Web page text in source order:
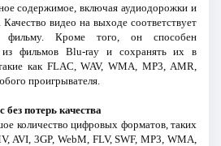
содержимое, включая аудиодорожки и
видео на выходе соответствует
фильму. Кроме того, он способен
из фильмов Blu-ray и сохранять их в
как FLAC, WAV, WMA, MP3, AMR,
проигрывателя.
потерь качества
количество цифровых форматов, таких
AVI, 3GP, WebM, FLV, SWF, MP3, WMA,